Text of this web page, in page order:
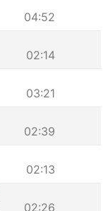
04:52
02:14
03:21
02:39
02:13
02:26